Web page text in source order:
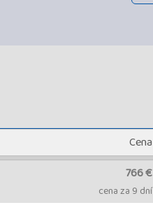
Cena
766 €
cena za 9 dní